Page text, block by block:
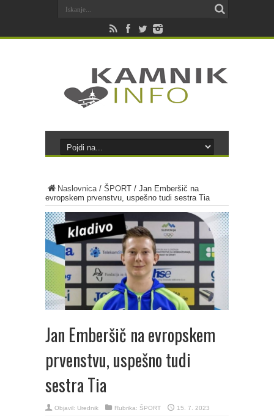
Naslovnica/ ŠPORT / Jan Emberšič na
evropskem prvenstvu, uspešno tudi sestra Tia
Jan Emberšič na evropskem
prvenstvu, uspešno tudi
sestra Tia
Objavil: Urednik Rubrika: ŠPORT 15. 7. 2023